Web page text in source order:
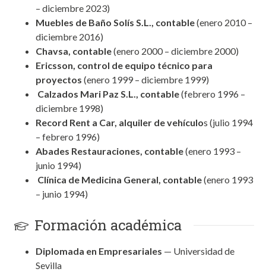
– diciembre 2023)
Muebles de Baño Solís S.L., contable(enero 2010 –
diciembre 2016)
Chavsa, contable(enero 2000 – diciembre 2000)
Ericsson, control de equipo técnico para
proyectos (enero 1999 – diciembre 1999)
Calzados Mari Paz S.L., contable(febrero 1996 –
diciembre 1998)
Record Rent a Car, alquiler de vehículos (julio 1994
– febrero 1996)
Abades Restauraciones, contable(enero 1993 –
junio 1994)
Clínica de Medicina General, contable(enero 1993
– junio 1994)
Formación académica
Diplomada en Empresariales — Universidad de
Sevilla